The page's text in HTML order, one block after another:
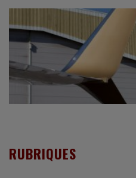
RUBRIQUES